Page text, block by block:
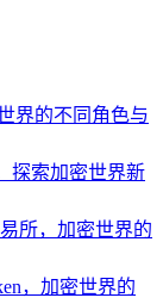
界的不同角色与
探索加密世界新
所，加密世界的
，加密世界的